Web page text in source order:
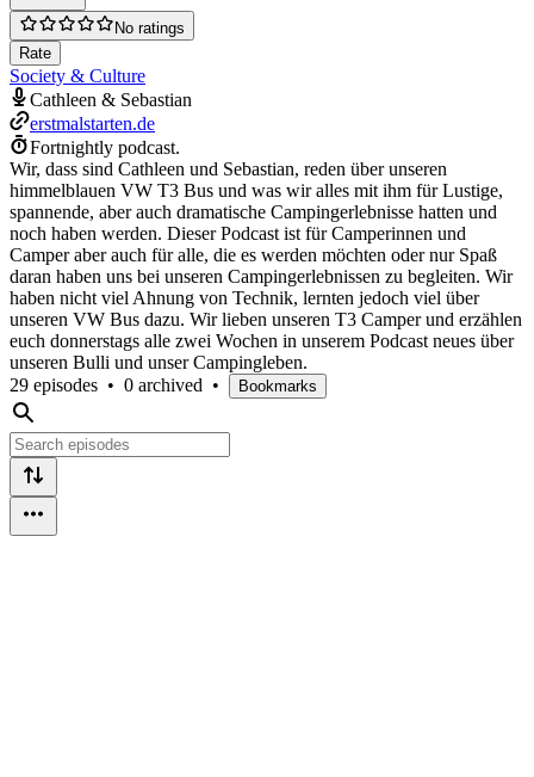
No ratings
Rate
Society & Culture
Cathleen & Sebastian
erstmalstarten.de
Fortnightly podcast.
Wir, dass sind Cathleen und Sebastian, reden über unseren
himmelblauen VW T3 Bus und was wir alles mit ihm für Lustige,
spannende, aber auch dramatische Campingerlebnisse hatten und
noch haben werden. Dieser Podcast ist für Camperinnen und
Camper aber auch für alle, die es werden möchten oder nur Spaß
daran haben uns bei unseren Campingerlebnissen zu begleiten. Wir
haben nicht viel Ahnung von Technik, lernten jedoch viel über
unseren VW Bus dazu. Wir lieben unseren T3 Camper und erzählen
euch donnerstags alle zwei Wochen in unserem Podcast neues über
unseren Bulli und unser Campingleben.
29 episodes • 0 archived • Bookmarks